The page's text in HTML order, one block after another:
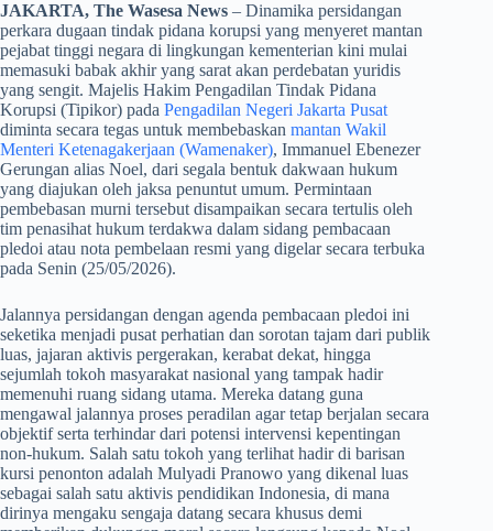
JAKARTA, The Wasesa News – Dinamika persidangan
perkara dugaan tindak pidana korupsi yang menyeret mantan
pejabat tinggi negara di lingkungan kementerian kini mulai
memasuki babak akhir yang sarat akan perdebatan yuridis
yang sengit. Majelis Hakim Pengadilan Tindak Pidana
Korupsi (Tipikor) pada Pengadilan Negeri Jakarta Pusat
diminta secara tegas untuk membebaskan mantan Wakil
Menteri Ketenagakerjaan (Wamenaker), Immanuel Ebenezer
Gerungan alias Noel, dari segala bentuk dakwaan hukum
yang diajukan oleh jaksa penuntut umum. Permintaan
pembebasan murni tersebut disampaikan secara tertulis oleh
tim penasihat hukum terdakwa dalam sidang pembacaan
pledoi atau nota pembelaan resmi yang digelar secara terbuka
pada Senin (25/05/2026).
​Jalannya persidangan dengan agenda pembacaan pledoi ini
seketika menjadi pusat perhatian dan sorotan tajam dari publik
luas, jajaran aktivis pergerakan, kerabat dekat, hingga
sejumlah tokoh masyarakat nasional yang tampak hadir
memenuhi ruang sidang utama. Mereka datang guna
mengawal jalannya proses peradilan agar tetap berjalan secara
objektif serta terhindar dari potensi intervensi kepentingan
non-hukum. Salah satu tokoh yang terlihat hadir di barisan
kursi penonton adalah Mulyadi Pranowo yang dikenal luas
sebagai salah satu aktivis pendidikan Indonesia, di mana
dirinya mengaku sengaja datang secara khusus demi